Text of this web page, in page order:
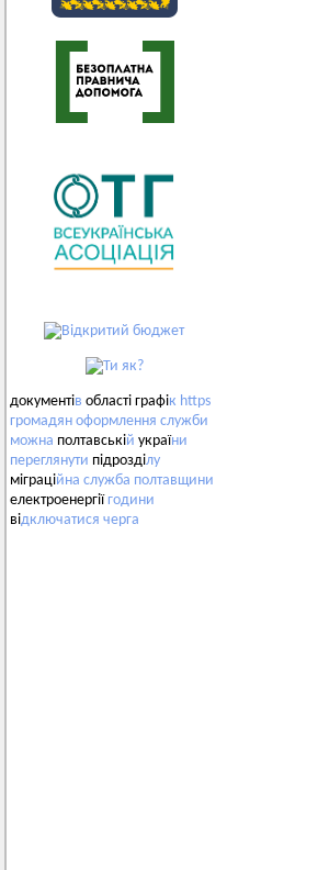
документів області графік https
громадян оформлення служби
можна полтавській україни
переглянути підрозділу
міграційна служба полтавщини
електроенергіїгодини
відключатися черга